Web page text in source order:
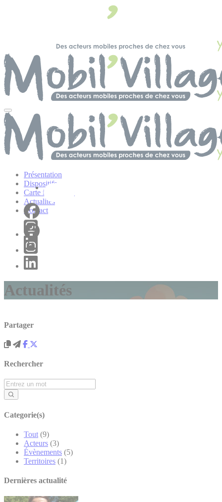
Présentation
Dispositifs
Carte interactive
Actualités
Contact
Actualités
Partager
Rechercher
Categorie(s)
Tout (9)
Acteurs (3)
Évènements (5)
Territoires (1)
Dernières actualité